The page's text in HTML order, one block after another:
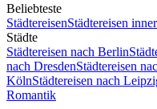
Beliebteste
StädtereisenStädtereisen
Städte
Städtereisen nach Berlin
nach DresdenStädtereisen
KölnStädtereisen nach
Romantik